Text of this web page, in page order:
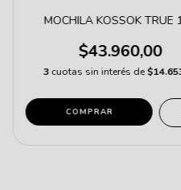
MOCHILA KOSSOK TRUE
$43.960,00
3 cuotas sin interés de
COMPRAR